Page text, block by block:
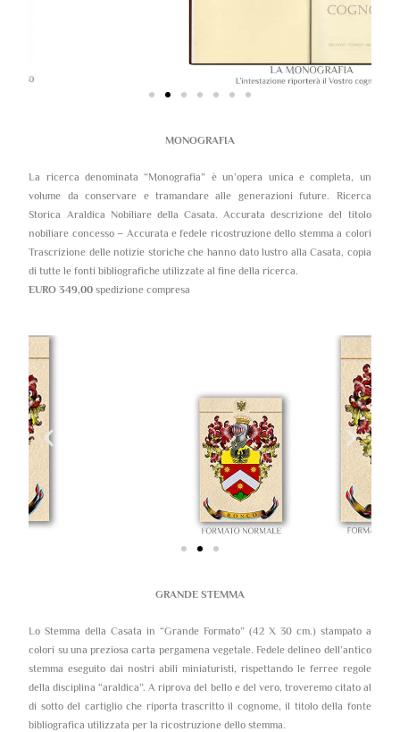
MONOGRAFIA
La ricerca denominata “Monografia” è un’opera unica e completa, un
volume da conservare e tramandare alle generazioni future. Ricerca
Storica Araldica Nobiliare della Casata. Accurata descrizione del titolo
nobiliare concesso – Accurata e fedele ricostruzione dello stemma a colori
Trascrizione delle notizie storiche che hanno dato lustro alla Casata, copia
di tutte le fonti bibliografiche utilizzate al fine della ricerca.
EURO 349,00 spedizione compresa
GRANDE STEMMA
Lo Stemma della Casata in “Grande Formato” (42 X 30 cm.) stampato a
colori su una preziosa carta pergamena vegetale. Fedele delineo dell’antico
stemma eseguito dai nostri abili miniaturisti, rispettando le ferree regole
della disciplina “araldica”. A riprova del bello e del vero, troveremo citato al
di sotto del cartiglio che riporta trascritto il cognome, il titolo della fonte
bibliografica utilizzata per la ricostruzione dello stemma.